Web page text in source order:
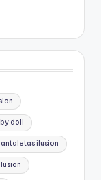
doll
ilusion